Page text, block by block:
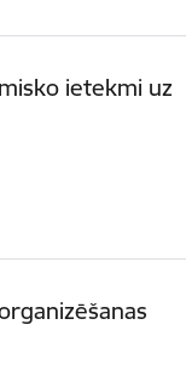
ietekmi uz